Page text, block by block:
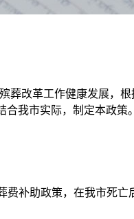
改革工作健康发展，
我市实际，制定本政策。
补助政策，在我市死亡